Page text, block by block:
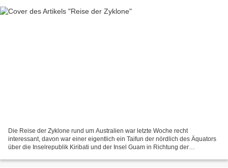
Die Reise der Zyklone rund um Australien war letzte Woche recht
interessant, davon war einer eigentlich ein Taifun der nördlich des Äquators
über die Inselrepublik Kiribati und der Insel Guam in Richtung der